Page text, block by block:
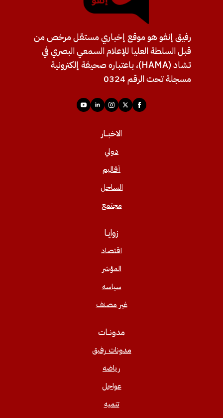
رفيق إنفو هو موقع إخباري مستقل مرخص من
قبل السلطة العليا للإعلام السمعي البصري في
تشاد (HAMA)، باعتباره صحيفة إلكترونية
مسجلة تحت الرقم 0324
الاخبــار
دولي
أقاليم
الساحل
مجتمع
زوايــا
اقتصاد
المؤشر
سياسه
غير مصنف
مدونــات
مدونات رفيق
رياضه
عواجل
تنميه